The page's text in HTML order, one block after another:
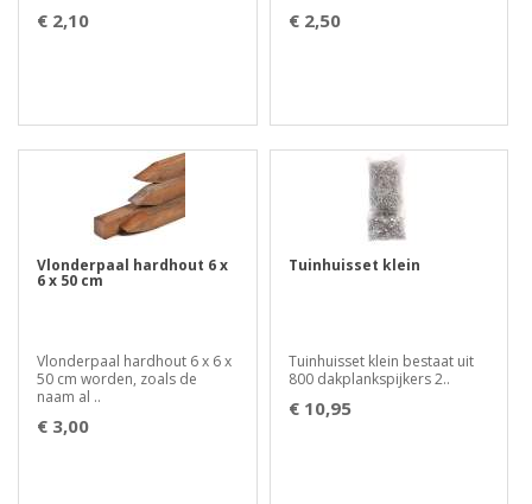
€ 2,10 € 2,50
Vlonderpaal hardhout 6 x
6 x 50 cm
Vlonderpaal hardhout 6 x 6 x
50 cm worden, zoals de
naam al ..
€ 3,00
Tuinhuisset klein
Tuinhuisset klein bestaat uit
800 dakplankspijkers 2..
€ 10,95